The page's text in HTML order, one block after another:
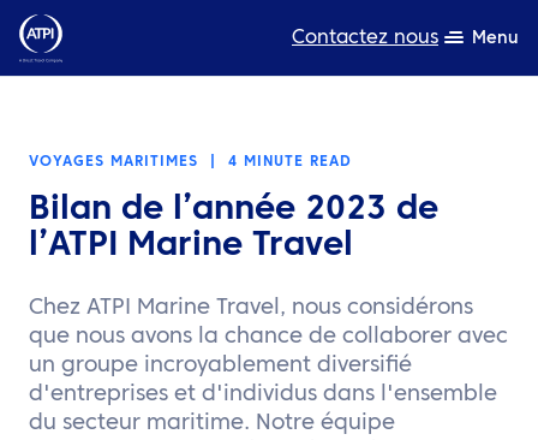
Contactez nous Menu
A propos de nous
Produits
Développement durable
TravelHub Login
VOYAGES MARITIMES 4 MINUTE READ
Bilan de l’année 2023 de
l’ATPI Marine Travel
Chez ATPI Marine Travel, nous considérons
que nous avons la chance de collaborer avec
un groupe incroyablement diversifié
d'entreprises et d'individus dans l'ensemble
du secteur maritime. Notre équipe